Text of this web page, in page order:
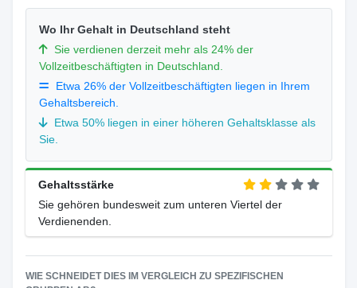
Wo Ihr Gehalt in Deutschland steht
Sie verdienen derzeit mehr als 24% der
Vollzeitbeschäftigten in Deutschland.
Etwa 26% der Vollzeitbeschäftigten liegen in Ihrem
Gehaltsbereich.
Etwa 50% liegen in einer höheren Gehaltsklasse als
Sie.
Gehaltsstärke
Sie gehören bundesweit zum unteren Viertel der
Verdienenden.
WIE SCHNEIDET DIES IM VERGLEICH ZU SPEZIFISCHEN